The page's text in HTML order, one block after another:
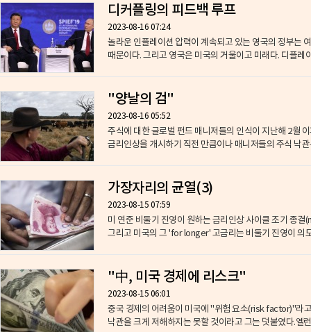
디커플링의 피드백 루프
2023-08-16 07:24
놀라운 인플레이션 압력이 계속되고 있는 영국의 정부는
때문이다. 그리고 영국은 미국의 거울이고 미래다. 디플레
"양날의 검"
2023-08-16 05:52
주식에 대한 글로벌 펀드 매니저들의 인식이 지난해 2월
금리인상을 개시하기 직전 만큼이나 매니저들의 주식 낙
가장자리의 균열(3)
2023-08-15 07:59
미 연준 비둘기 진영이 원하는 금리인상 사이클 조기 종
그리고 미국의 그 'for longer' 고금리는 비둘기 진영이 의
"中, 미국 경제에 리스크"
2023-08-15 06:01
중국 경제의 어려움이 미국에 "위험 요소(risk factor)"라
낙관을 크게 저해하지는 못할 것이라고 그는 덧붙였다.옐